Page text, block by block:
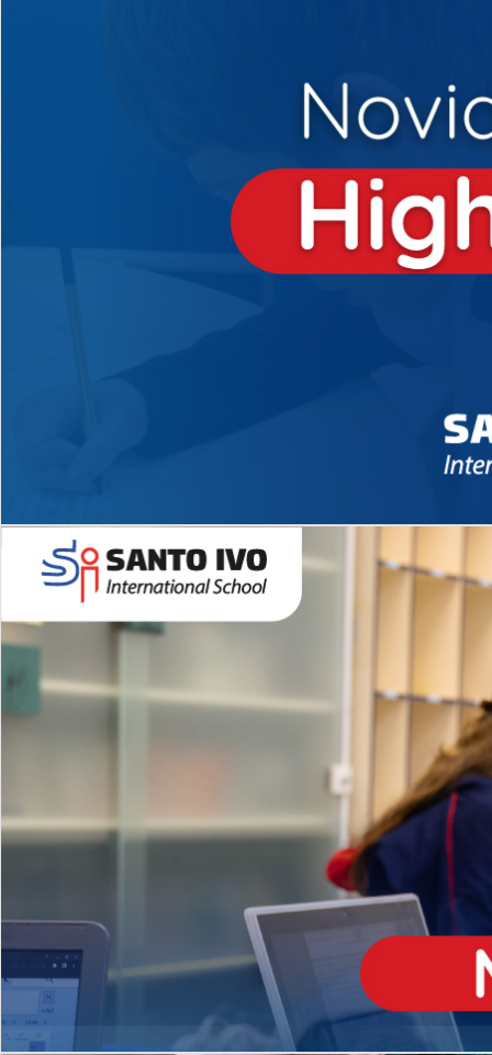
Novidades 2026 High School
EDUCAÇÃO INFANTIL
Inglês todos os dias
MÉDIO
igh School
Dupla Diplomação